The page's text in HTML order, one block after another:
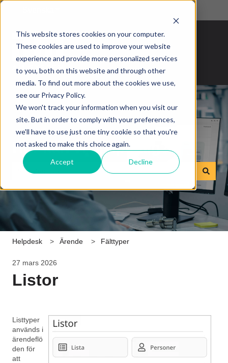
This website stores cookies on your computer.
These cookies are used to improve your website
experience and provide more personalized services
to you, both on this website and through other
media. To find out more about the cookies we use,
see our Privacy Policy.
We won't track your information when you visit our
site. But in order to comply with your preferences,
we'll have to use just one tiny cookie so that you're
not asked to make this choice again.
Accept Decline
Hur kan vi hjälpa dig?
Helpdesk Ärende Fälttyper
27 mars 2026
Listor
Listtyper
används i
ärendeflö
den för
att